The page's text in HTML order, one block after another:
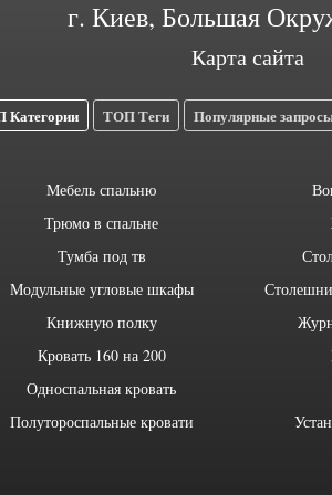
г. Киев, Большая
Карта сайта
ТОП Теги Популярные
Мебель спальню
Трюмо в спальне
Тумба под тв
Модульные угловые шкафы
Книжную полку
Кровать 160 на 200
Односпальная кровать
Полутороспальные кровати